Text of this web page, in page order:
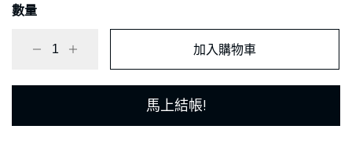
數量
加入購物車
馬上結帳!